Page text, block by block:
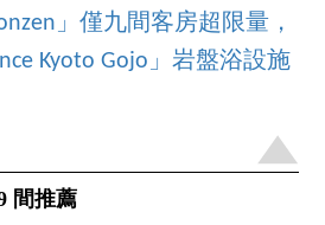
」僅九間客房超限量，
Kyoto Gojo」岩盤浴設施
間推薦